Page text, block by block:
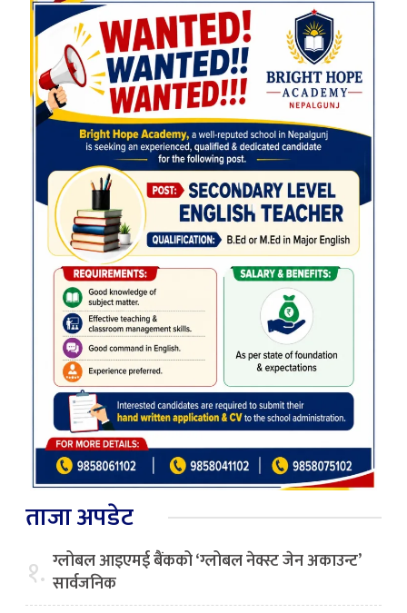
ताजा अपडेट
१. ग्लोबल आइएमई बैंकको ‘ग्लोबल नेक्स्ट जेन अकाउन्ट’
सार्वजनिक